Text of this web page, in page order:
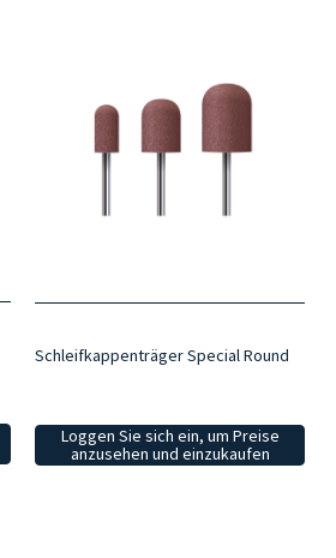
Schleifkappenträger Special Round
Loggen Sie sich ein, um Preise
anzusehen und einzukaufen